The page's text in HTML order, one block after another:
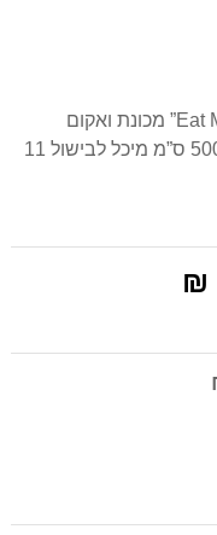
הערכה כוללת: מכשיר סו ויד מבית “Eat Meat” מכונת ואקום
פרמיום “Better” גליל שקיות וואקום 28*500 ס”מ מיכל לבישול 11